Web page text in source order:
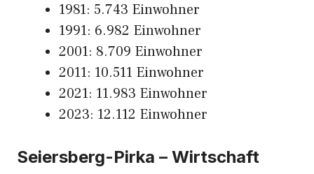
1981: 5.743 Einwohner
1991: 6.982 Einwohner
2001: 8.709 Einwohner
2011: 10.511 Einwohner
2021: 11.983 Einwohner
2023: 12.112 Einwohner
Seiersberg-Pirka – Wirtschaft